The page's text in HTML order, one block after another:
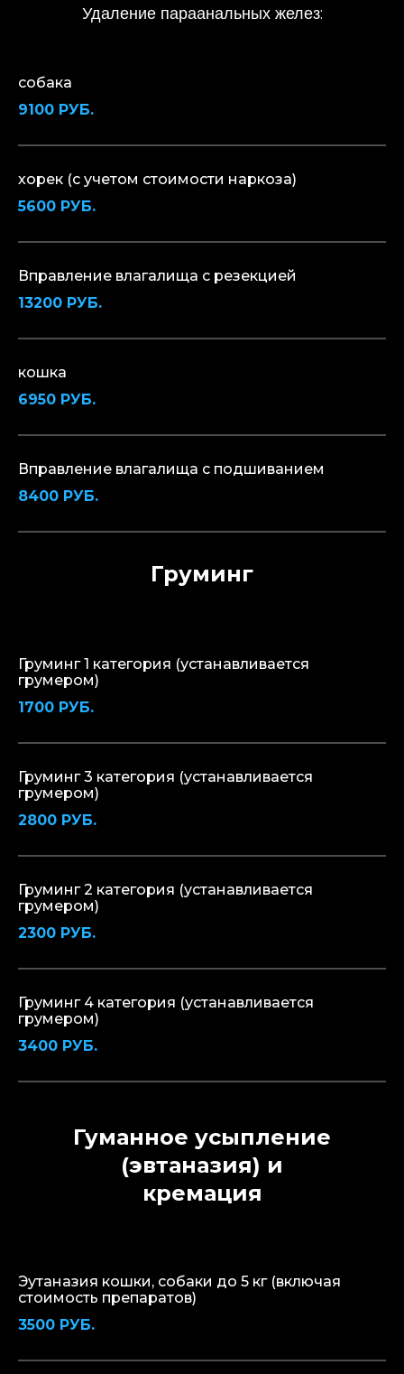
Удаление параанальных желез:
собака
9100 РУБ.
хорек (с учетом стоимости наркоза)
5600 РУБ.
Вправление влагалища с резекцией
13200 РУБ.
кошка
6950 РУБ.
Вправление влагалища с подшиванием
8400 РУБ.
Груминг
Груминг 1 категория (устанавливается
грумером)
1700 РУБ.
Груминг 3 категория (устанавливается
грумером)
2800 РУБ.
Груминг 2 категория (устанавливается
грумером)
2300 РУБ.
Груминг 4 категория (устанавливается
грумером)
3400 РУБ.
Гуманное усыпление
(эвтаназия) и
кремация
Эутаназия кошки, собаки до 5 кг (включая
стоимость препаратов)
3500 РУБ.